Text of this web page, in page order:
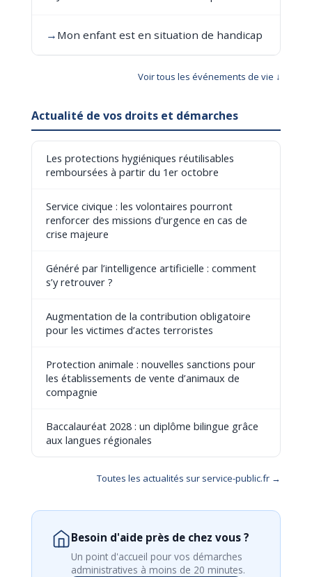
→ Mon enfant est en situation de handicap
Voir tous les événements de vie ↓
Actualité de vos droits et démarches
Les protections hygiéniques réutilisables
remboursées à partir du 1er octobre
Service civique : les volontaires pourront
renforcer des missions d'urgence en cas de
crise majeure
Généré par l’intelligence artificielle : comment
s’y retrouver ?
Augmentation de la contribution obligatoire
pour les victimes d’actes terroristes
Protection animale : nouvelles sanctions pour
les établissements de vente d’animaux de
compagnie
Baccalauréat 2028 : un diplôme bilingue grâce
aux langues régionales
Toutes les actualités sur service-public.fr →
Besoin d'aide près de chez vous ?
Un point d'accueil pour vos démarches
administratives à moins de 20 minutes.